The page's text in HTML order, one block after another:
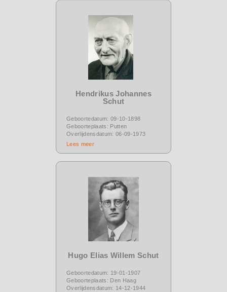
Hendrikus Johannes
Schut
Geboortedatum: 09-10-1898
Geboorteplaats: Putten
Overlijdensdatum: 06-09-1973
Lees meer
Hugo Elias Willem Schut
Geboortedatum: 19-01-1907
Geboorteplaats: Den Haag
Overlijdensdatum: 14-12-1944